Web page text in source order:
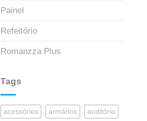
Painel
Refeitório
Romanzza Plus
Tags
acessórios armários auditório